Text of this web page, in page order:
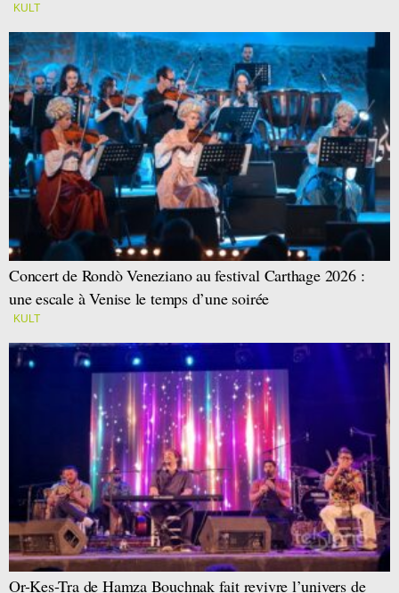
KULT
Concert de Rondò Veneziano au festival Carthage 2026 :
une escale à Venise le temps d’une soirée
KULT
Or-Kes-Tra de Hamza Bouchnak fait revivre l’univers de